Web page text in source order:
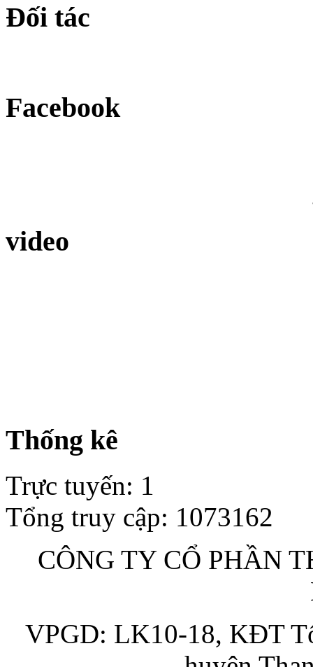
Đối tác
Facebook
video
Thống kê
Trực tuyến: 1
Tổng truy cập: 1073162
CÔNG TY CỔ PHẦN
VPGD: LK10-18, KĐT